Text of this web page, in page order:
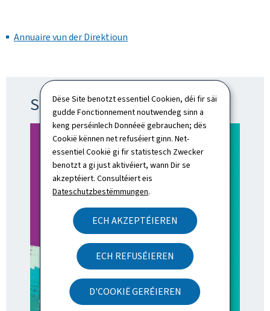
Dëse Site benotzt essentiel Cookien, déi fir säi
gudde Fonctionnement noutwendeg sinn a
keng perséinlech Donnéeë gebrauchen; dës
Cookië kënnen net refuséiert ginn. Net-
essentiel Cookië gi fir statistesch Zwecker
benotzt a gi just aktivéiert, wann Dir se
akzeptéiert. Consultéiert eis
Dateschutzbestëmmungen.
ECH AKZEPTÉIEREN
ECH REFUSÉIEREN
D'COOKIË GERÉIEREN
Annuaire vun der Direktioun
Subsiden un d'Gemengen